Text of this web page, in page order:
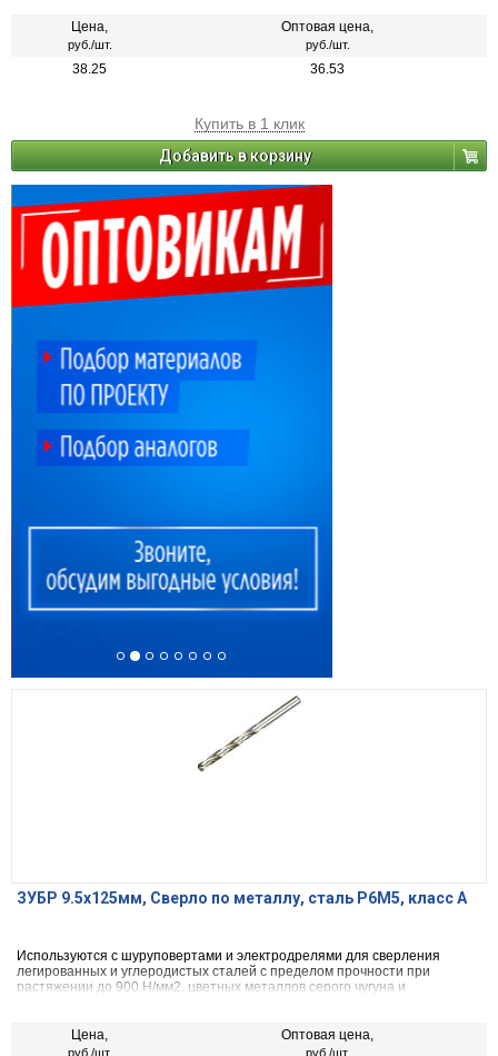
Цена,
руб./шт.
Оптовая цена,
руб./шт.
38.25 36.53
Купить в 1 клик
Добавить в корзину
ЗУБР 9.5х125мм, Сверло по металлу, сталь Р6М5, класс А
Используются с шуруповертами и электродрелями для сверления
легированных и углеродистых сталей с пределом прочности при
растяжении до 900 Н/мм2, цветных металлов серого чугуна и
Цена,
руб./шт.
Оптовая цена,
руб./шт.